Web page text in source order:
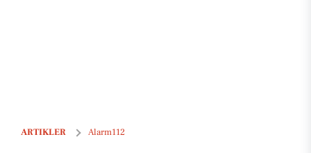
ARTIKLER Alarm112
Voldsepisode på bar i Nykøbing Sjælland fører til sigtelse